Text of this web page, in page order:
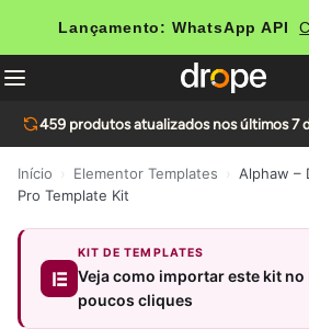
Lançamento: WhatsApp API
459 produtos atualizados nos últimos 7
Início Elementor Templates
Alphaw –
Pro Template Kit
KIT DE TEMPLATES
Veja como importar este kit no
poucos cliques